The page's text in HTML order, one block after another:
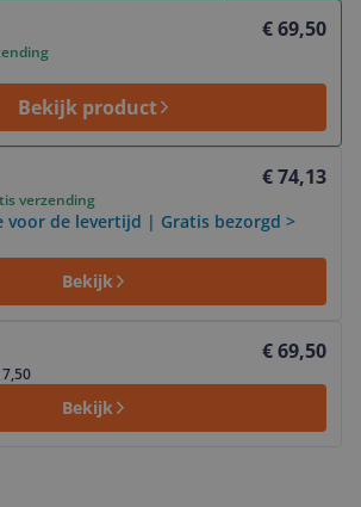
€ 69,50
Bekijk product
€ 74,13
verzending
voor de levertijd | Gratis bezorgd >
Bekijk
€ 69,50
Bekijk